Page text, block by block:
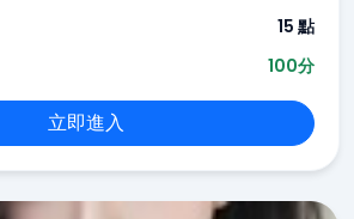
15 點
100分
立即進入